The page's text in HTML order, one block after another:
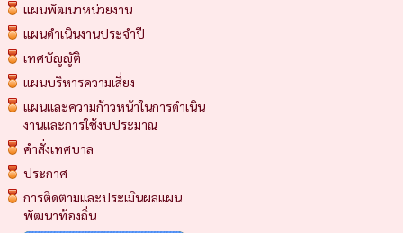
แผนพัฒนาหน่วยงาน
แผนดำเนินงานประจำปี
เทศบัญญัติ
แผนบริหารความเสี่ยง
แผนและความก้าวหน้าในการดำเนิน
งานและการใช้งบประมาณ
คำสั่งเทศบาล
ประกาศ
การติดตามและประเมินผลแผน
พัฒนาท้องถิ่น